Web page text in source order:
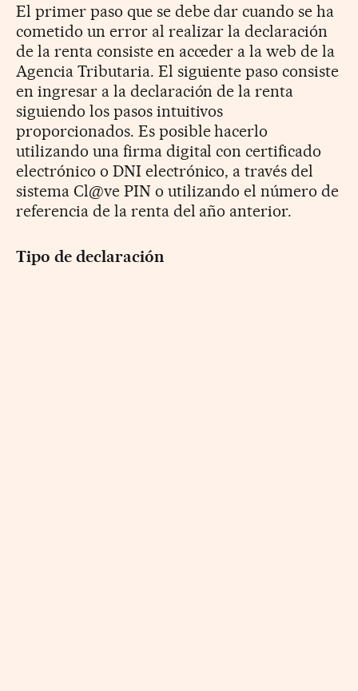
El primer paso que se debe dar cuando se ha
cometido un error al realizar la declaración
de la renta consiste en acceder a la web de la
Agencia Tributaria. El siguiente paso consiste
en ingresar a la declaración de la renta
siguiendo los pasos intuitivos
proporcionados. Es posible hacerlo
utilizando una firma digital con certificado
electrónico o DNI electrónico, a través del
sistema Cl@ve PIN o utilizando el número de
referencia de la renta del año anterior.
Tipo de declaración